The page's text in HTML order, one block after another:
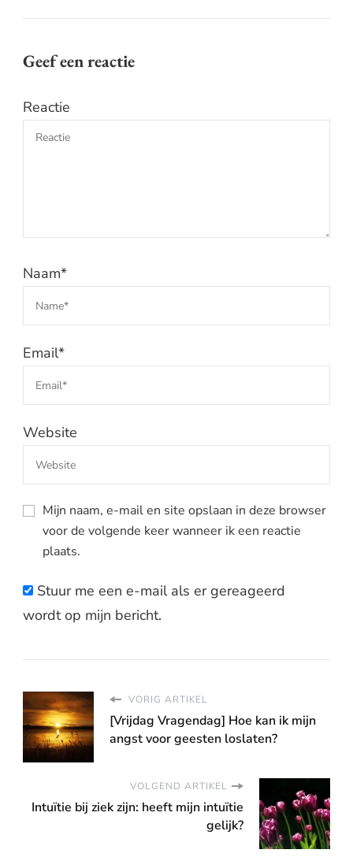
Geef een reactie
Reactie
Naam*
Email*
Website
Mijn naam, e-mail en site opslaan in deze browser
voor de volgende keer wanneer ik een reactie
plaats.
Stuur me een e-mail als er gereageerd
wordt op mijn bericht.
VORIG ARTIKEL
[Vrijdag Vragendag] Hoe kan ik mijn
angst voor geesten loslaten?
VOLGEND ARTIKEL
Intuïtie bij ziek zijn: heeft mijn intuïtie
gelijk?